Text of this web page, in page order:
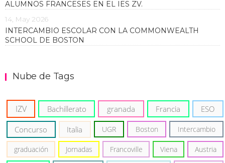
ALUMNOS FRANCESES EN EL IES ZV.
14, May 2026
INTERCAMBIO ESCOLAR CON LA COMMONWEALTH
SCHOOL DE BOSTON
Nube de Tags
IZV Bachillerato granada Francia ESO
Concurso Italia UGR Boston Intercambio
graduación Jornadas Francoville Viena Austria